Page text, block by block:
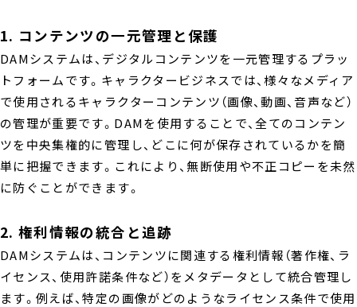
1. コンテンツの一元管理と保護
DAMシステムは、デジタルコンテンツを一元管理するプラッ
トフォームです。キャラクタービジネスでは、様々なメディア
で使用されるキャラクターコンテンツ（画像、動画、音声など）
の管理が重要です。DAMを使用することで、全てのコンテン
ツを中央集権的に管理し、どこに何が保存されているかを簡
単に把握できます。これにより、無断使用や不正コピーを未然
に防ぐことができます。
2. 権利情報の統合と追跡
DAMシステムは、コンテンツに関連する権利情報（著作権、ラ
イセンス、使用許諾条件など）をメタデータとして統合管理し
ます。例えば、特定の画像がどのようなライセンス条件で使用